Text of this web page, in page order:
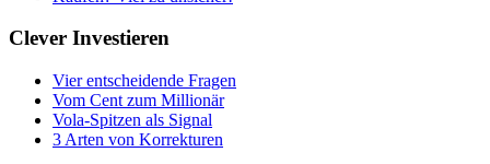
Clever Investieren
Vier entscheidende Fragen
Vom Cent zum Millionär
Vola-Spitzen als Signal
3 Arten von Korrekturen